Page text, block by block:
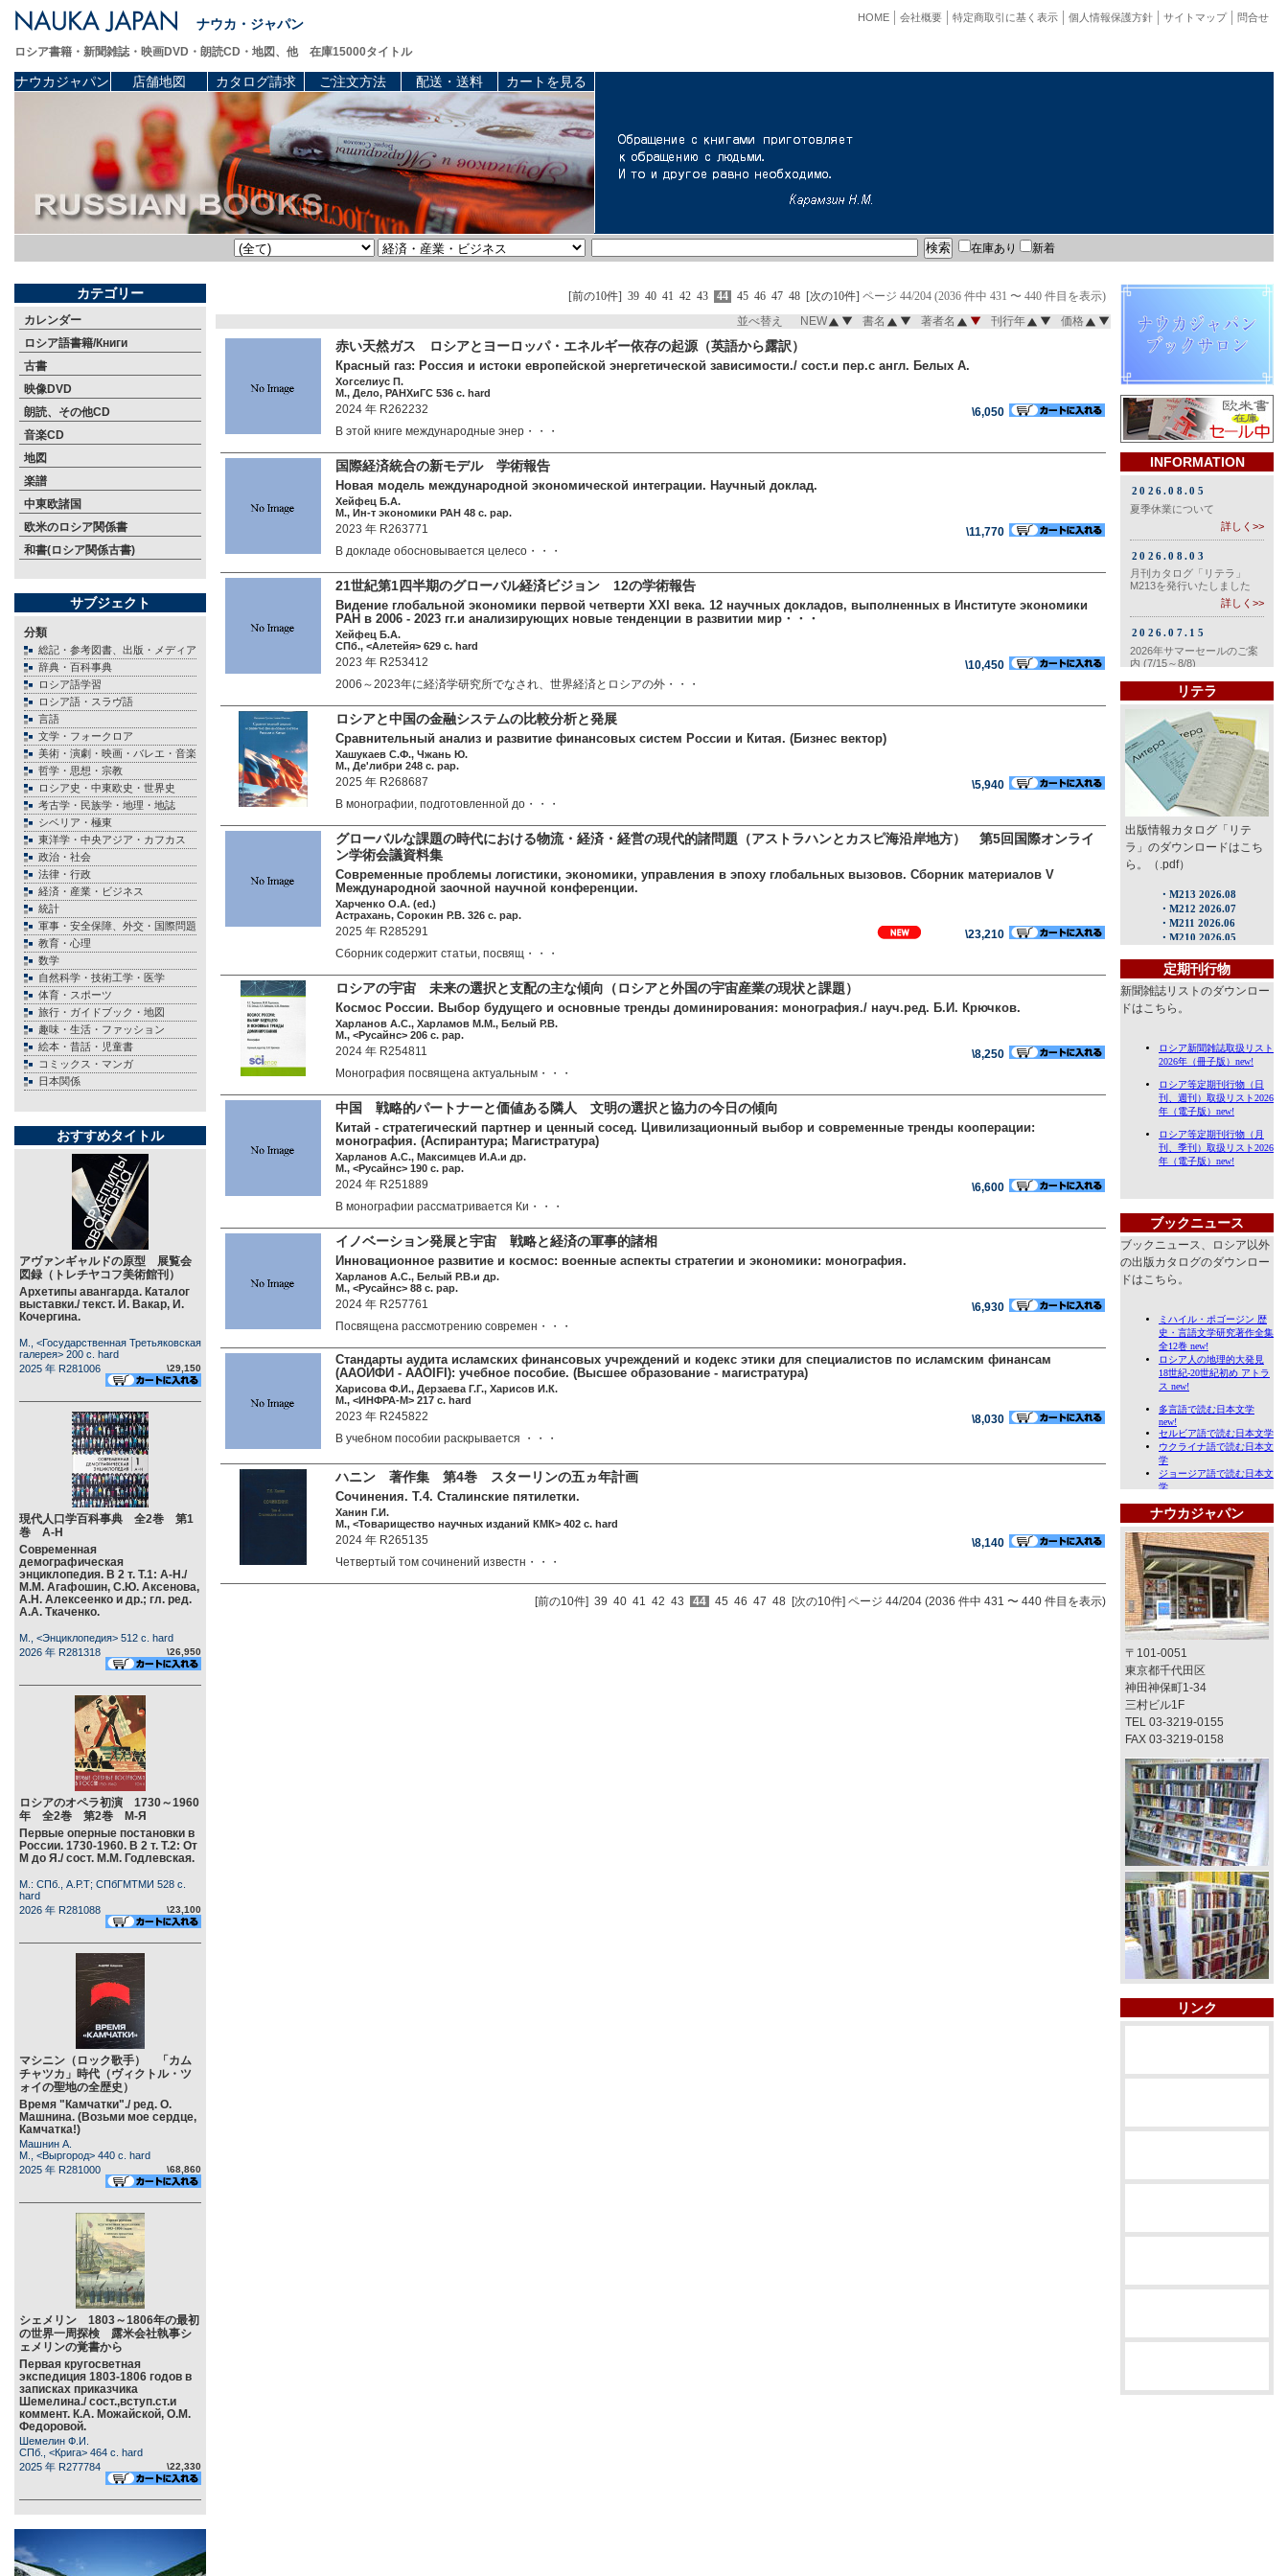
ナウカ・ジャパン 問合せ
サイトマップ
個人情報保護方針
特定商取引に基く表示
会社概要
HOME
ロシア書籍・新聞雑誌・映画DVD・朗読CD・地図、他 在庫15000タイトル
ナウカジャパン 店舗地図 カタログ請求 ご注文方法 配送・送料 カートを見る
在庫あり 新着
カテゴリー
カレンダー
ロシア語書籍/Книги
古書
映像DVD
朗読、その他CD
音楽CD
地図
楽譜
中東欧諸国
欧米のロシア関係書
和書(ロシア関係古書)
サブジェクト
分類
総記・参考図書、出版・メディア
辞典・百科事典
ロシア語学習
ロシア語・スラヴ語
言語
文学・フォークロア
美術・演劇・映画・バレエ・音楽
哲学・思想・宗教
ロシア史・中東欧史・世界史
考古学・民族学・地理・地誌
シベリア・極東
東洋学・中央アジア・カフカス
政治・社会
法律・行政
経済・産業・ビジネス
統計
軍事・安全保障、外交・国際問題
教育・心理
数学
自然科学・技術工学・医学
体育・スポーツ
旅行・ガイドブック・地図
趣味・生活・ファッション
絵本・昔話・児童書
コミックス・マンガ
日本関係
おすすめタイトル
アヴァンギャルドの原型 展覧会
図録（トレチヤコフ美術館刊）
Архетипы авангарда. Каталог
выставки./ текст. И. Вакар, И.
Кочергина.
М., <Государственная Третьяковская
галерея> 200 c. hard
2025 年 R281006
\29,150
現代人口学百科事典 全2巻 第1
巻 А-Н
Современная
демографическая
энциклопедия. В 2 т. Т.1: А-Н./
М.М. Агафошин, С.Ю. Аксенова,
А.Н. Алексеенко и др.; гл. ред.
А.А. Ткаченко.
М., <Энциклопедия> 512 c. hard
2026 年 R281318
\26,950
ロシアのオペラ初演 1730～1960
年 全2巻 第2巻 М-Я
Первые оперные постановки в
России. 1730-1960. В 2 т. Т.2: От
М до Я./ сост. М.М. Годлевская.
М.: СПб., А.Р.Т; СПбГМТМИ 528 c.
hard
2026 年 R281088
\23,100
マシニン（ロック歌手） 「カム
チャツカ」時代（ヴィクトル・ツ
ォイの聖地の全歴史）
Время "Камчатки"./ ред. О.
Машнина. (Возьми мое сердце,
Камчатка!)
Машнин А.
М., <Выргород> 440 c. hard
2025 年 R281000
\68,860
シェメリン 1803～1806年の最初
の世界一周探検 露米会社執事シ
ェメリンの覚書から
Первая кругосветная
экспедиция 1803-1806 годов в
записках приказчика
Шемелина./ сост.,вступ.ст.и
коммент. К.А. Можайской, О.М.
Федоровой.
Шемелин Ф.И.
СПб., <Крига> 464 c. hard
2025 年 R277784
\22,330
[前の10件] 39 40 41 42 43 44 45 46 47 48 [次の10件] ページ 44/204 (2036 件中 431 〜 440 件目を表示)
並べ替え NEW 書名 著者名 刊行年 価格
赤い天然ガス ロシアとヨーロッパ・エネルギー依存の起源（英語から露訳）
Красный газ: Россия и истоки европейской энергетической зависимости./ сост.и пер.с англ. Белых А.
Хогселиус П.
М., Дело, РАНХиГС 536 c. hard
2024 年 R262232
\6,050
В этой книге международные энер・・・
国際経済統合の新モデル 学術報告
Новая модель международной экономической интеграции. Научный доклад.
Хейфец Б.А.
М., Ин-т экономики РАН 48 c. pap.
2023 年 R263771
\11,770
В докладе обосновывается целесо・・・
21世紀第1四半期のグローバル経済ビジョン 12の学術報告
Видение глобальной экономики первой четверти XXI века. 12 научных докладов, выполненных в Институте экономики
РАН в 2006 - 2023 гг.и анализирующих новые тенденции в развитии мир・・・
Хейфец Б.А.
СПб., <Алетейя> 629 c. hard
2023 年 R253412
\10,450
2006～2023年に経済学研究所でなされ、世界経済とロシアの外・・・
ロシアと中国の金融システムの比較分析と発展
Сравнительный анализ и развитие финансовых систем России и Китая. (Бизнес вектор)
Хашукаев С.Ф., Чжань Ю.
М., Де'либри 248 c. pap.
2025 年 R268687
\5,940
В монографии, подготовленной до・・・
グローバルな課題の時代における物流・経済・経営の現代的諸問題（アストラハンとカスピ海沿岸地方） 第5回国際オンライ
ン学術会議資料集
Современные проблемы логистики, экономики, управления в эпоху глобальных вызовов. Сборник материалов V
Международной заочной научной конференции.
Харченко О.А. (ed.)
Астрахань, Сорокин Р.В. 326 c. pap.
2025 年 R285291
\23,210
Сборник содержит статьи, посвящ・・・
ロシアの宇宙 未来の選択と支配の主な傾向（ロシアと外国の宇宙産業の現状と課題）
Космос России. Выбор будущего и основные тренды доминирования: монография./ науч.ред. Б.И. Крючков.
Харланов А.С., Харламов М.М., Белый Р.В.
М., <Русайнс> 206 c. pap.
2024 年 R254811
\8,250
Монография посвящена актуальным・・・
中国 戦略的パートナーと価値ある隣人 文明の選択と協力の今日の傾向
Китай - стратегический партнер и ценный сосед. Цивилизационный выбор и современные тренды кооперации:
монография. (Аспирантура; Магистратура)
Харланов А.С., Максимцев И.А.и др.
М., <Русайнс> 190 c. pap.
2024 年 R251889
\6,600
В монографии рассматривается Ки・・・
イノベーション発展と宇宙 戦略と経済の軍事的諸相
Инновационное развитие и космос: военные аспекты стратегии и экономики: монография.
Харланов А.С., Белый Р.В.и др.
М., <Русайнс> 88 c. pap.
2024 年 R257761
\6,930
Посвящена рассмотрению современ・・・
Стандарты аудита исламских финансовых учреждений и кодекс этики для специалистов по исламским финансам
(ААОИФИ - AAOIFI): учебное пособие. (Высшее образование - магистратура)
Харисова Ф.И., Дерзаева Г.Г., Харисов И.К.
М., <ИНФРА-М> 217 c. hard
2023 年 R245822
\8,030
В учебном пособии раскрывается ・・・
ハニン 著作集 第4巻 スターリンの五ヵ年計画
Сочинения. Т.4. Сталинские пятилетки.
Ханин Г.И.
М., <Товарищество научных изданий КМК> 402 c. hard
2024 年 R265135
\8,140
Четвертый том сочинений известн・・・
[前の10件] 39 40 41 42 43 44 45 46 47 48 [次の10件] ページ 44/204 (2036 件中 431 〜 440 件目を表示)
INFORMATION
リテラ
出版情報カタログ「リテ
ラ」のダウンロードはこち
ら。（.pdf）
定期刊行物
新聞雑誌リストのダウンロー
ドはこちら。
ブックニュース
ブックニュース、ロシア以外
の出版カタログのダウンロー
ドはこちら。
ナウカジャパン
〒101-0051
東京都千代田区
神田神保町1-34
三村ビル1F
TEL 03-3219-0155
FAX 03-3219-0158
リンク